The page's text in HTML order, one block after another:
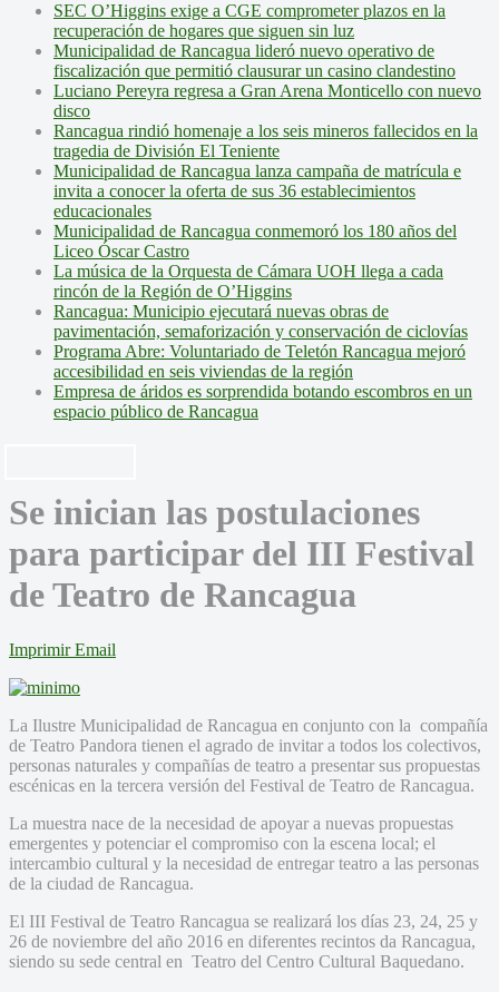
SEC O’Higgins exige a CGE comprometer plazos en la
recuperación de hogares que siguen sin luz
Municipalidad de Rancagua lideró nuevo operativo de
fiscalización que permitió clausurar un casino clandestino
Luciano Pereyra regresa a Gran Arena Monticello con nuevo
disco
Rancagua rindió homenaje a los seis mineros fallecidos en la
tragedia de División El Teniente
Municipalidad de Rancagua lanza campaña de matrícula e
invita a conocer la oferta de sus 36 establecimientos
educacionales
Municipalidad de Rancagua conmemoró los 180 años del
Liceo Óscar Castro
La música de la Orquesta de Cámara UOH llega a cada
rincón de la Región de O’Higgins
Rancagua: Municipio ejecutará nuevas obras de
pavimentación, semaforización y conservación de ciclovías
Programa Abre: Voluntariado de Teletón Rancagua mejoró
accesibilidad en seis viviendas de la región
Empresa de áridos es sorprendida botando escombros en un
espacio público de Rancagua
Se inician las postulaciones
para participar del III Festival
de Teatro de Rancagua
Imprimir Email
La Ilustre Municipalidad de Rancagua en conjunto con la compañía
de Teatro Pandora tienen el agrado de invitar a todos los colectivos,
personas naturales y compañías de teatro a presentar sus propuestas
escénicas en la tercera versión del Festival de Teatro de Rancagua.
La muestra nace de la necesidad de apoyar a nuevas propuestas
emergentes y potenciar el compromiso con la escena local; el
intercambio cultural y la necesidad de entregar teatro a las personas
de la ciudad de Rancagua.
El III Festival de Teatro Rancagua se realizará los días 23, 24, 25 y
26 de noviembre del año 2016 en diferentes recintos da Rancagua,
siendo su sede central en Teatro del Centro Cultural Baquedano.